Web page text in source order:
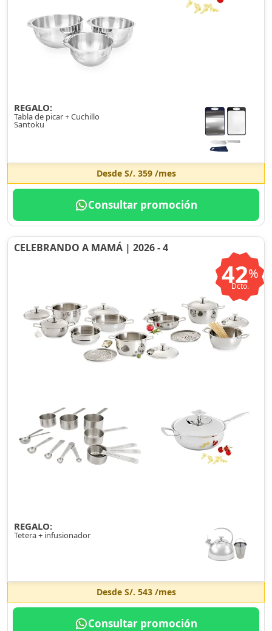
REGALO:
Tabla de picar + Cuchillo
Santoku
Desde S/. 359/mes
Consultar promoción
CELEBRANDO A MAMÁ | 2026 - 4
42%
Dcto.
REGALO:
Tetera + infusionador
Desde S/. 543/mes
Consultar promoción